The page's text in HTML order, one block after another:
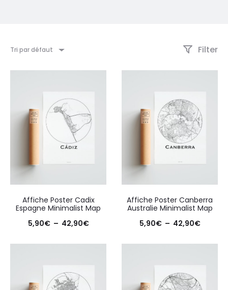
Tri par défaut Filter
Affiche Poster Cadix
Espagne Minimalist Map
5,90€ – 42,90€Plage
à
Affiche Poster Canberra
Australie Minimalist Map
5,90€ – 42,90€Plage
à